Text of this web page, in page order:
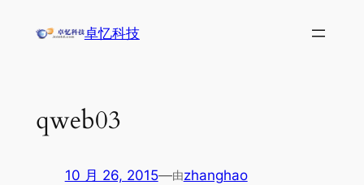
卓忆科技
qweb03
10 月 26, 2015—由zhanghao